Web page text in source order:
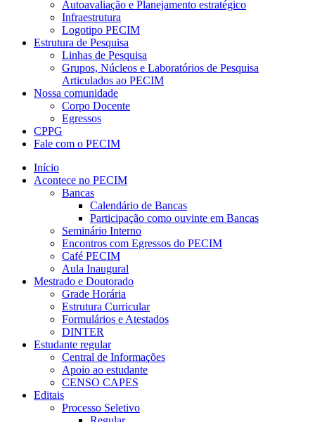
Autoavaliação e Planejamento estratégico
Infraestrutura
Logotipo PECIM
Estrutura de Pesquisa
Linhas de Pesquisa
Grupos, Núcleos e Laboratórios de Pesquisa
Articulados ao PECIM
Nossa comunidade
Corpo Docente
Egressos
CPPG
Fale com o PECIM
Início
Acontece no PECIM
Bancas
Calendário de Bancas
Participação como ouvinte em Bancas
Seminário Interno
Encontros com Egressos do PECIM
Café PECIM
Aula Inaugural
Mestrado e Doutorado
Grade Horária
Estrutura Curricular
Formulários e Atestados
DINTER
Estudante regular
Central de Informações
Apoio ao estudante
CENSO CAPES
Editais
Processo Seletivo